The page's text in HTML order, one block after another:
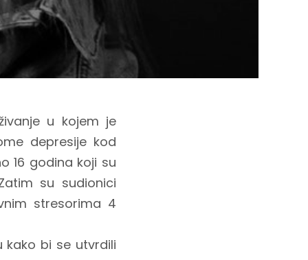
u kojem je
depresije kod
16 godina koji su
su sudionici
stresorima 4
kako bi se utvrdili